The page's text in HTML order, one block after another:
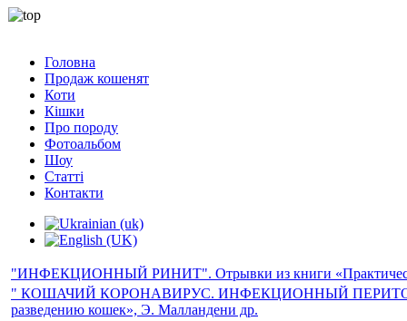
Головна
Продаж кошенят
Коти
Кішки
Про породу
Фотоальбом
Шоу
Статті
Контакти
"ИНФЕКЦИОННЫЙ РИНИТ". Отрывки из книги
" КОШАЧИЙ КОРОНАВИРУС. ИНФЕКЦИОННЫЙ ПЕРИТОНИТ
разведению кошек», Э. Малландени др.